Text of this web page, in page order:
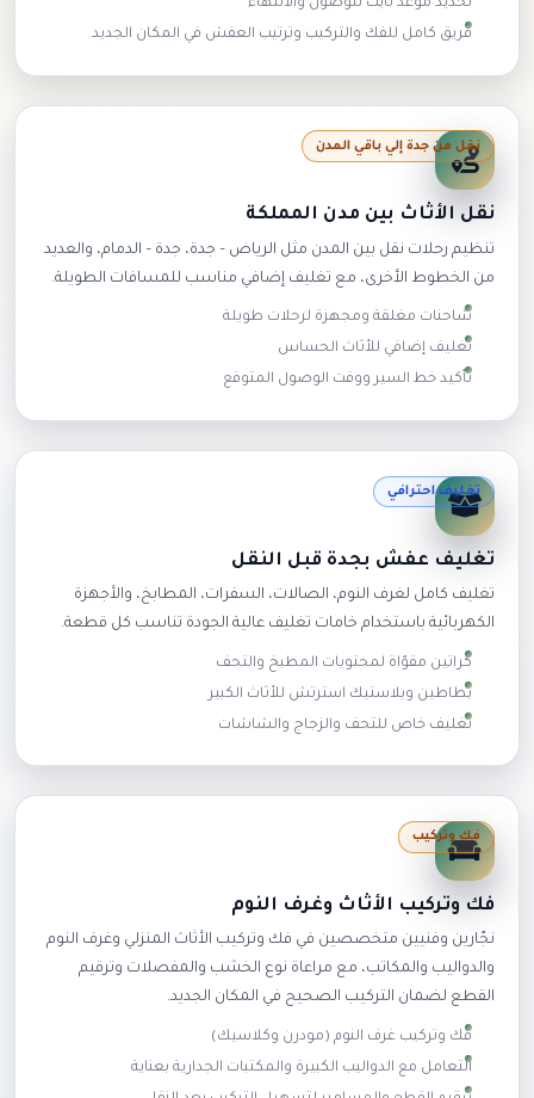
تحديد موعد ثابت للوصول والانتهاء
فريق كامل للفك والتركيب وترتيب العفش في المكان الجديد
نقل من جدة إلي باقي المدن
نقل الأثاث بين مدن المملكة
تنظيم رحلات نقل بين المدن مثل الرياض – جدة، جدة – الدمام، والعديد
من الخطوط الأخرى، مع تغليف إضافي مناسب للمسافات الطويلة.
شاحنات مغلقة ومجهزة لرحلات طويلة
تغليف إضافي للأثاث الحساس
تأكيد خط السير ووقت الوصول المتوقع
تغليف احترافي
تغليف عفش بجدة قبل النقل
تغليف كامل لغرف النوم، الصالات، السفرات، المطابخ، والأجهزة
الكهربائية باستخدام خامات تغليف عالية الجودة تناسب كل قطعة.
كراتين مقوّاة لمحتويات المطبخ والتحف
بطاطين وبلاستيك استرتش للأثاث الكبير
تغليف خاص للتحف والزجاج والشاشات
فك وتركيب
فك وتركيب الأثاث وغرف النوم
نجّارين وفنيين متخصصين في فك وتركيب الأثاث المنزلي وغرف النوم
والدواليب والمكاتب، مع مراعاة نوع الخشب والمفصلات وترقيم
القطع لضمان التركيب الصحيح في المكان الجديد.
فك وتركيب غرف النوم (مودرن وكلاسيك)
التعامل مع الدواليب الكبيرة والمكتبات الجدارية بعناية